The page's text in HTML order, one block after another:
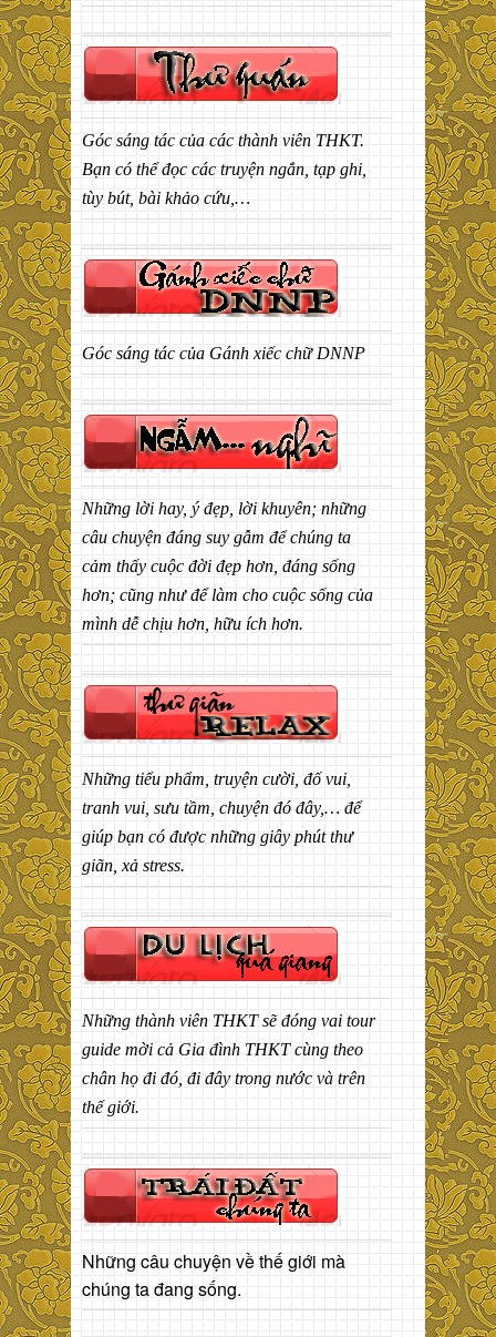
Góc sáng tác của các thành viên THKT.
Bạn có thể đọc các truyện ngắn, tạp ghi,
tùy bút, bài khảo cứu,…
Góc sáng tác của Gánh xiếc chữ DNNP
Những lời hay, ý đẹp, lời khuyên; những
câu chuyện đáng suy gẫm để chúng ta
cảm thấy cuộc đời đẹp hơn, đáng sống
hơn; cũng như để làm cho cuộc sống của
mình dễ chịu hơn, hữu ích hơn.
Những tiểu phẩm, truyện cười, đố vui,
tranh vui, sưu tầm, chuyện đó đây,… để
giúp bạn có được những giây phút thư
giãn, xả stress.
Những thành viên THKT sẽ đóng vai tour
guide mời cả Gia đình THKT cùng theo
chân họ đi đó, đi đây trong nước và trên
thế giới.
Những câu chuyện về thế giới mà
chúng ta đang sống.